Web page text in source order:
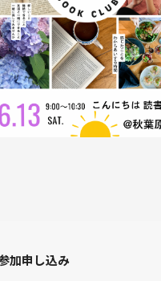
加申し込み